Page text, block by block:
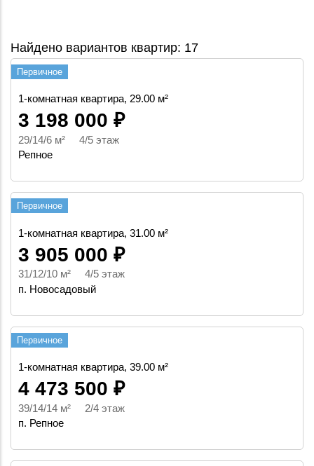
Найдено вариантов квартир: 17
Первичное
1-комнатная квартира, 29.00 м²
3 198 000 ₽
29/14/6 м² 4/5 этаж
Репное
Первичное
1-комнатная квартира, 31.00 м²
3 905 000 ₽
31/12/10 м² 4/5 этаж
п. Новосадовый
Первичное
1-комнатная квартира, 39.00 м²
4 473 500 ₽
39/14/14 м² 2/4 этаж
п. Репное